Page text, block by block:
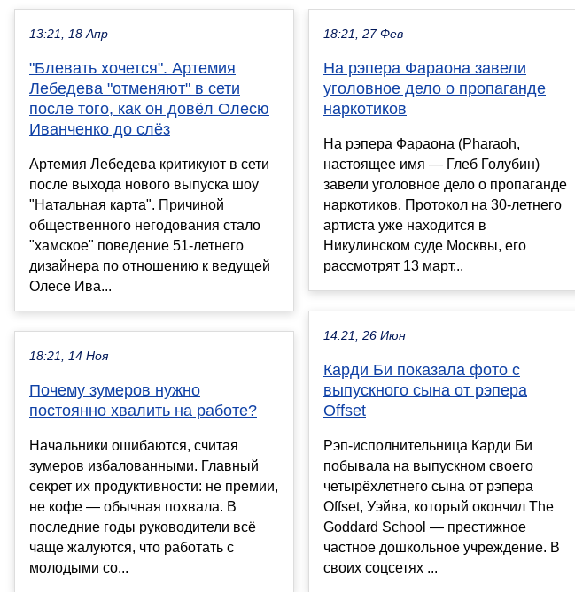
13:21, 18 Апр
"Блевать хочется". Артемия
Лебедева "отменяют" в сети
после того, как он довёл Олесю
Иванченко до слёз
Артемия Лебедева критикуют в сети
после выхода нового выпуска шоу
"Натальная карта". Причиной
общественного негодования стало
"хамское" поведение 51-летнего
дизайнера по отношению к ведущей
Олесе Ива...
18:21, 14 Ноя
Почему зумеров нужно
постоянно хвалить на работе?
Начальники ошибаются, считая
зумеров избалованными. Главный
секрет их продуктивности: не премии,
не кофе — обычная похвала. В
последние годы руководители всё
чаще жалуются, что работать с
молодыми со...
18:21, 27 Фев
На рэпера Фараона завели
уголовное дело о пропаганде
наркотиков
На рэпера Фараона (Pharaoh,
настоящее имя — Глеб Голубин)
завели уголовное дело о пропаганде
наркотиков. Протокол на 30-летнего
артиста уже находится в
Никулинском суде Москвы, его
рассмотрят 13 март...
14:21, 26 Июн
Карди Би показала фото с
выпускного сына от рэпера
Offset
Рэп-исполнительница Карди Би
побывала на выпускном своего
четырёхлетнего сына от рэпера
Offset, Уэйва, который окончил The
Goddard School — престижное
частное дошкольное учреждение. В
своих соцсетях ...